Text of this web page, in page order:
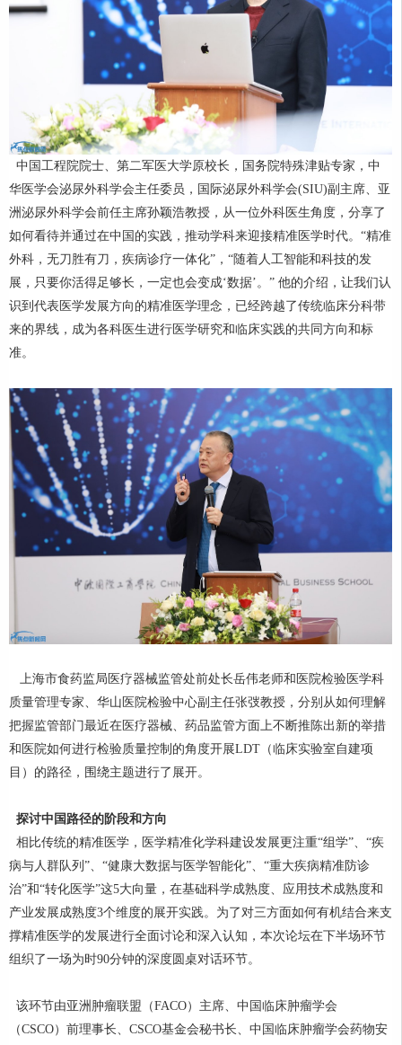
中国工程院院士、第二军医大学原校长，国务院特殊津贴专家，中
华医学会泌尿外科学会主任委员，国际泌尿外科学会(SIU)副主席、亚
洲泌尿外科学会前任主席孙颖浩教授，从一位外科医生角度，分享了
如何看待并通过在中国的实践，推动学科来迎接精准医学时代。“精准
外科，无刀胜有刀，疾病诊疗一体化”，“随着人工智能和科技的发
展，只要你活得足够长，一定也会变成‘数据’。” 他的介绍，让我们认
识到代表医学发展方向的精准医学理念，已经跨越了传统临床分科带
来的界线，成为各科医生进行医学研究和临床实践的共同方向和标
准。
上海市食药监局医疗器械监管处前处长岳伟老师和医院检验医学科
质量管理专家、华山医院检验中心副主任张弢教授，分别从如何理解
把握监管部门最近在医疗器械、药品监管方面上不断推陈出新的举措
和医院如何进行检验质量控制的角度开展LDT（临床实验室自建项
目）的路径，围绕主题进行了展开。
探讨中国路径的阶段和方向
相比传统的精准医学，医学精准化学科建设发展更注重“组学”、“疾
病与人群队列”、“健康大数据与医学智能化”、“重大疾病精准防诊
治”和“转化医学”这5大向量，在基础科学成熟度、应用技术成熟度和
产业发展成熟度3个维度的展开实践。为了对三方面如何有机结合来支
撑精准医学的发展进行全面讨论和深入认知，本次论坛在下半场环节
组织了一场为时90分钟的深度圆桌对话环节。
该环节由亚洲肿瘤联盟（FACO）主席、中国临床肿瘤学会
（CSCO）前理事长、CSCO基金会秘书长、中国临床肿瘤学会药物安